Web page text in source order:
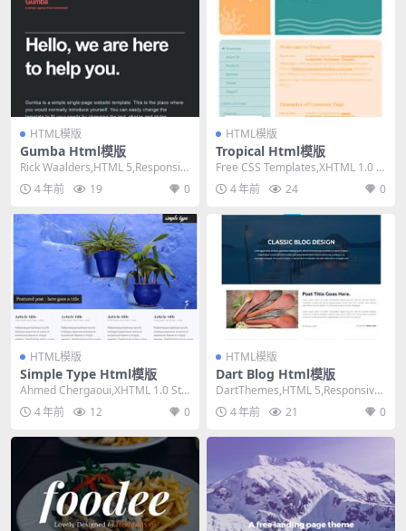
HTML模版
Gumba Html模版
Rick Waalders,HTML 5,Responsiv
e, 1 Colum...
4 年前 19 0
HTML模版
Tropical Html模版
Free CSS Templates,XHTML 1.0 St
rict,Fixe...
4 年前 24 0
HTML模版
Simple Type Html模版
Ahmed Chergaoui,XHTML 1.0 Stri
ct,Fixed W...
4 年前 12 0
HTML模版
Dart Blog Html模版
DartThemes,HTML 5,Responsive,
4 Columns,...
4 年前 21 0